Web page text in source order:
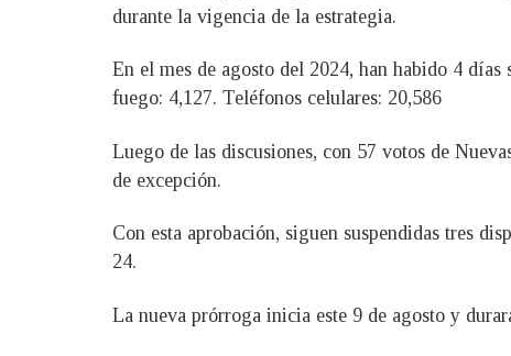
durante la vigencia de la estrategia.
En el mes de agosto del 2024, han habido 4
fuego: 4,127. Teléfonos celulares: 20,586
Luego de las discusiones, con 57 votos de
de excepción.
Con esta aprobación, siguen suspendidas tres
24.
La nueva prórroga inicia este 9 de agosto y